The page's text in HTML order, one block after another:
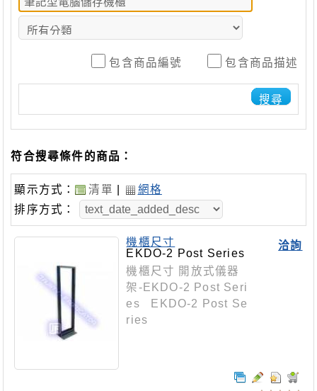
包含商品編號 包含商品描述
搜尋
符合搜尋條件的商品：
顯示方式： 清單
網格
排序方式：
洽詢
機櫃尺寸
EKDO-2 Post Series
機櫃尺寸 開放式儀器
架-EKDO-2 Post Seri
es EKDO-2 Post Se
ries